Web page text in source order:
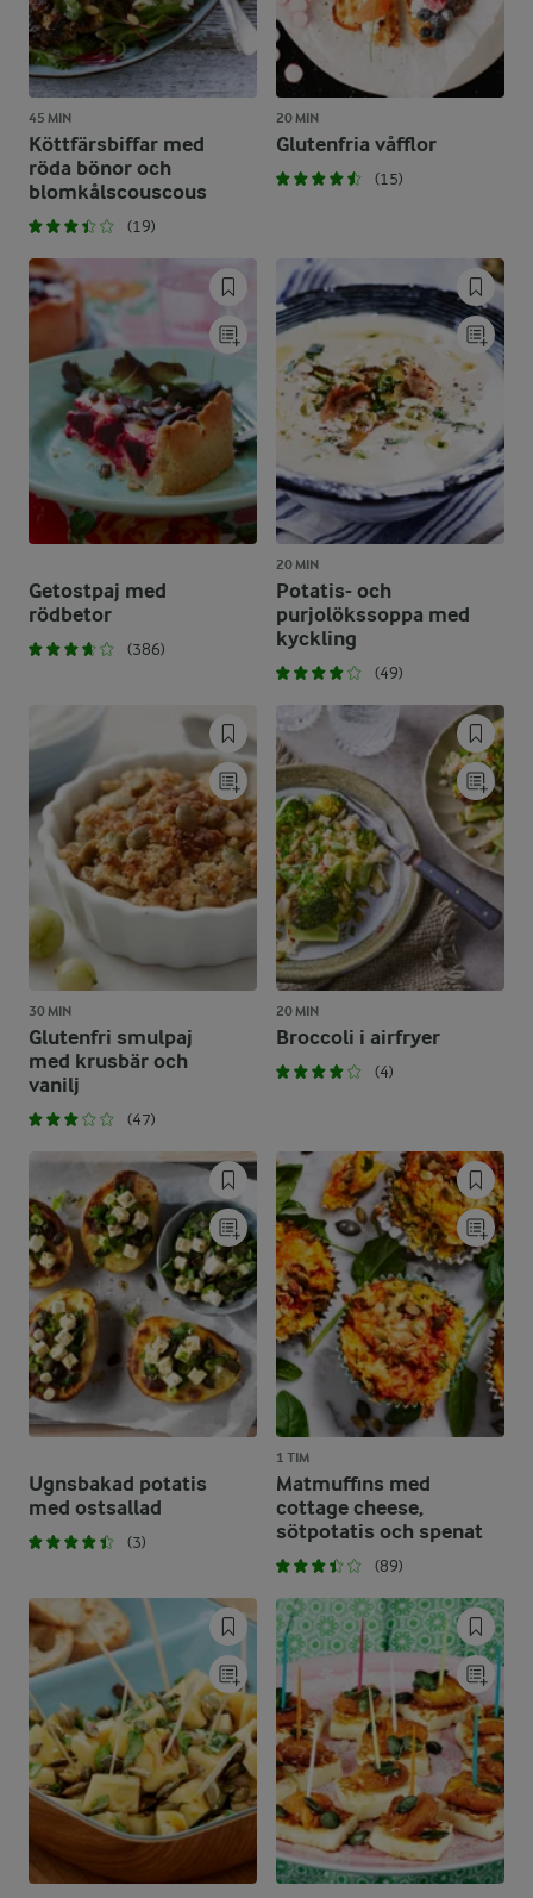
45 MIN
Köttfärsbiffar med
röda bönor och
blomkålscouscous
(19)
20 MIN
Glutenfria våfflor
(15)
Getostpaj med
rödbetor
(386)
20 MIN
Potatis- och
purjolökssoppa med
kyckling
(49)
30 MIN
Glutenfri smulpaj
med krusbär och
vanilj
(47)
20 MIN
Broccoli i airfryer
(4)
Ugnsbakad potatis
med ostsallad
(3)
1 TIM
Matmuffins med
cottage cheese,
sötpotatis och spenat
(89)